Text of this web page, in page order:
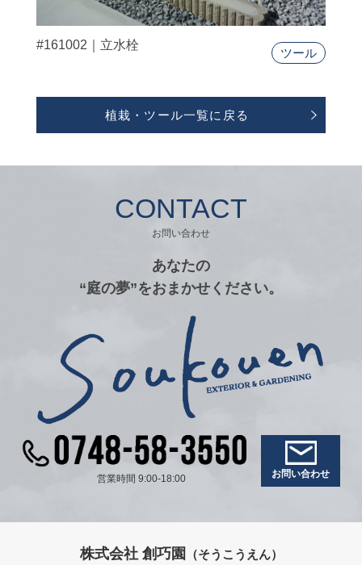
#161002｜立水栓
ツール
植栽・ツール一覧に戻る
CONTACT
お問い合わせ
あなたの
“庭の夢”をおまかせください。
営業時間 9:00-18:00 お問い合わせ
株式会社 創巧園 （そうこうえん）